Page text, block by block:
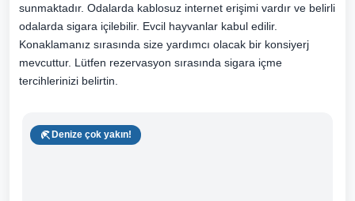
sunmaktadır. Odalarda kablosuz internet erişimi vardır ve belirli
odalarda sigara içilebilir. Evcil hayvanlar kabul edilir.
Konaklamanız sırasında size yardımcı olacak bir konsiyerj
mevcuttur. Lütfen rezervasyon sırasında sigara içme
tercihlerinizi belirtin.
Denize çok yakın!